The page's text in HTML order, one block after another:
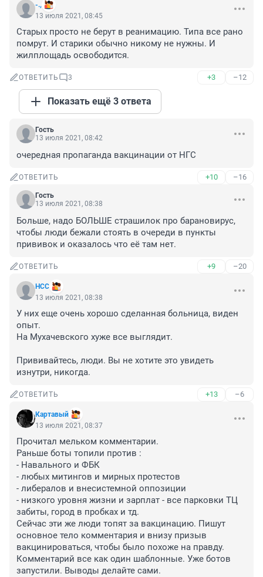
-.,
13 июля 2021, 08:45
Старых просто не берут в реанимацию. Типа все рано
помрут. И старики обычно никому не нужны. И
жилплощадь освободится.
ОТВЕТИТЬ 3 +3 –12
Показать ещё 3 ответа
Гость
13 июля 2021, 08:42
очередная пропаганда вакцинации от НГС
ОТВЕТИТЬ +10 –16
Гость
13 июля 2021, 08:38
Больше, надо БОЛЬШЕ страшилок про барановирус,
чтобы люди бежали стоять в очереди в пункты
прививок и оказалось что её там нет.
ОТВЕТИТЬ +9 –20
НСС
13 июля 2021, 08:38
У них еще очень хорошо сделанная больница, виден
опыт.
На Мухачевского хуже все выглядит.
Прививайтесь, люди. Вы не хотите это увидеть
изнутри, никогда.
ОТВЕТИТЬ +13 –6
Картавый
13 июля 2021, 08:37
Прочитал мельком комментарии.
Раньше боты топили против :
- Навального и ФБК
- любых митингов и мирных протестов
- либералов и внесистемной оппозиции
- низкого уровня жизни и зарплат - все парковки ТЦ
забиты, город в пробках и тд.
Сейчас эти же люди топят за вакцинацию. Пишут
основное тело комментария и внизу призыв
вакцинироваться, чтобы было похоже на правду.
Комментарий все как один шаблонные. Уже ботов
запустили. Выводы делайте сами.